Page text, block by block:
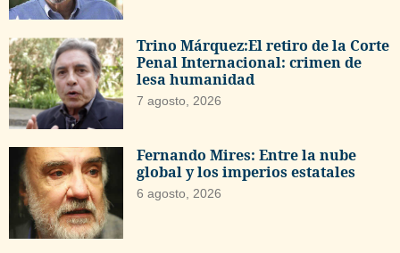
Trino Márquez:El retiro de la Corte
Penal Internacional: crimen de
lesa humanidad
7 agosto, 2026
Fernando Mires: Entre la nube
global y los imperios estatales
6 agosto, 2026